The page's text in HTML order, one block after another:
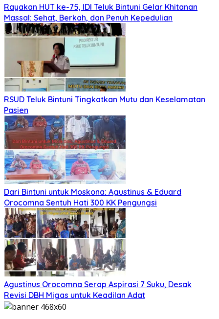
Rayakan HUT ke-75, IDI Teluk Bintuni Gelar Khitanan
Massal: Sehat, Berkah, dan Penuh Kepedulian
RSUD Teluk Bintuni Tingkatkan Mutu dan Keselamatan
Pasien
Dari Bintuni untuk Moskona: Agustinus & Eduard
Orocomna Sentuh Hati 300 KK Pengungsi
Agustinus Orocomna Serap Aspirasi 7 Suku, Desak
Revisi DBH Migas untuk Keadilan Adat